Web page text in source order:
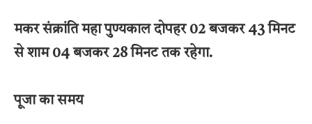
मकर संक्रांति महा पुण्यकाल दोपहर 02 बजकर 43 मिनट
से शाम 04 बजकर 28 मिनट तक रहेगा.
पूजा का समय